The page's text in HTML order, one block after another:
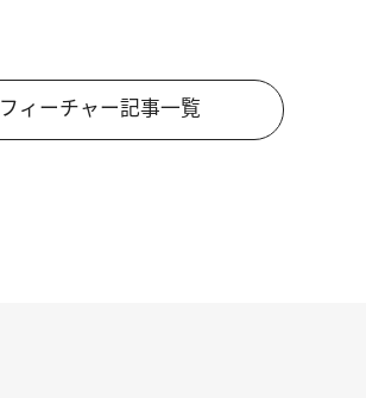
フィーチャー記事一覧